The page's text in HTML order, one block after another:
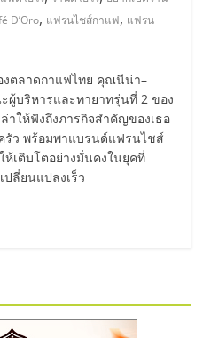
D’Oro, แฟรนไชส์กาแฟ, แฟรน
งตลาดกาแฟไทย คุณนีน่า–
บริหารและทายาทรุ่นที่ 2 ของ
าให้ฟังถึงภารกิจสำคัญของเธอ
รัว พร้อมพาแบรนด์แฟรนไชส์
เติบโตอย่างมั่นคงในยุคที่
ปลี่ยนแปลงเร็ว